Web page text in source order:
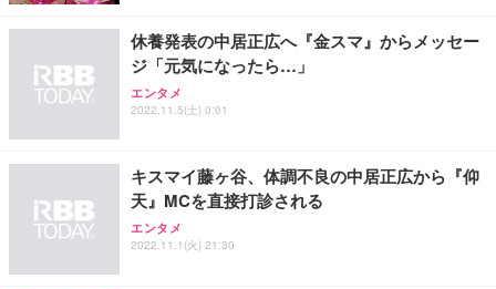
Sezlife オフィスチェア デスクチェア 疲れない テレ
ワーク チェア 強化バックレスト 30度ロッキング機
ョン PCチェア 通気性メッシュ ゲーミング/勉強/事
務用 おしゃれ パソコンチェア (ブラック)
Sezlife オフィスチェア デスクチェア 疲れない テレ
ワーク チェア 強化バックレスト 30度ロッキング機
￥109,572
【純正品】27"ゲーミングモニター DualSense 充電
フック付き（CFI-ZDM1J）
【整備済み品】Dell E2724HS 27インチ 液晶モニタ
ー フルHD（1920×1080）VA 非光沢 HDMI/DisplayP
ネオ・ルーライフ ネオ・オムツ L 中型犬用 26枚入
Smart Basic(スマートベーシック) 【Amazon.co.jp
限定】 Smart Basic アイリスオーヤマ ペットシーツ
休養発表の中居正広へ『金スマ』からメッセー
ジ「元気になったら…」
エンタメ
2022.11.5(土) 0:01
キスマイ藤ヶ谷、体調不良の中居正広から『仰
天』MCを直接打診される
エンタメ
2022.11.1(火) 21:30